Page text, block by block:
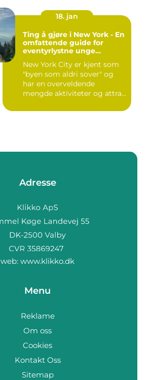
18. jan
Ting å gjøre i New York - En
omfattende guide for
eventyrlystne unge
New York City er kjent som
"byen som aldri sover" og
har en overveldende
mengde aktiviteter og attra...
Adresse
web: www.klikko.dk
Menu
Reklame
Om oss
Cookies
Kontakt Oss
Sitemap